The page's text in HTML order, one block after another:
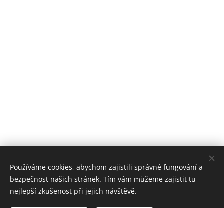
© 2024 Duhovka cafe, Nám. B. Martinů 3020/4, 695 01
Používáme cookies, abychom zajistili správné fungování a
bezpečnost našich stránek. Tím vám můžeme zajistit tu
nejlepší zkušenost při jejich návštěvě.